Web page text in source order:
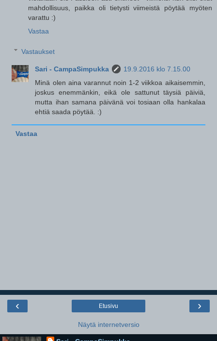
mahdollisuus, paikka oli tietysti viimeistä pöytää myöten
varattu :)
Vastaa
Vastaukset
Sari - CampaSimpukka
19.9.2016 klo 7.15.00
Minä olen aina varannut noin 1-2 viikkoa aikaisemmin,
joskus enemmänkin, eikä ole sattunut täysiä päiviä,
mutta ihan samana päivänä voi tosiaan olla hankalaa
ehtiä saada pöytää. :)
Vastaa
‹ ›
Etusivu
Näytä internetversio